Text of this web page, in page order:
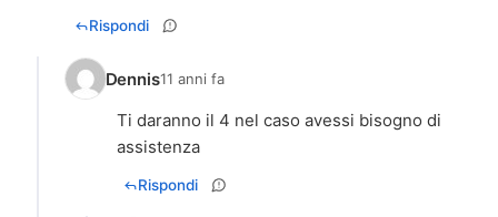
Rispondi
Dennis11 anni fa
Ti daranno il 4 nel caso avessi bisogno di
assistenza
Rispondi